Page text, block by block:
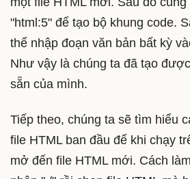
"html:5" để tạo bộ khung code.
thể nhập đoạn văn bản bất kỳ
Như vậy là chúng ta đã tạo
sẵn của mình.
Tiếp theo, chúng ta sẽ tìm hiểu
file HTML ban đầu để khi chạy
mở đến file HTML mới. Cách